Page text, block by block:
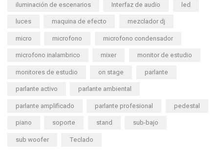
iluminación de escenarios Interfaz de audio led
luces maquina de efecto mezclador dj
micro microfono microfono condensador
microfono inalambrico mixer monitor de estudio
monitores de estudio on stage parlante
parlante activo parlante ambiental
parlante amplificado parlante profesional pedestal
piano soporte stand sub-bajo
sub woofer Teclado